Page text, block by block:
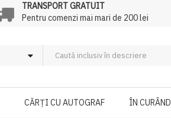
TRANSPORT GRATUIT
Pentru comenzi mai mari de 200 lei
CĂRȚI CU AUTOGRAF ÎN CURÂND